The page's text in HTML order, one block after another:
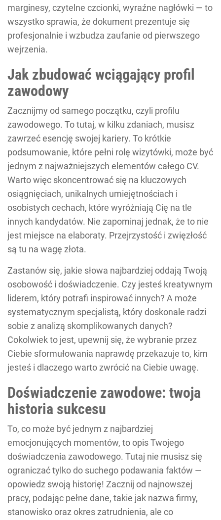
marginesy, czytelne czcionki, wyraźne nagłówki — to
wszystko sprawia, że dokument prezentuje się
profesjonalnie i wzbudza zaufanie od pierwszego
wejrzenia.
Jak zbudować wciągający profil
zawodowy
Zacznijmy od samego początku, czyli profilu
zawodowego. To tutaj, w kilku zdaniach, musisz
zawrzeć esencję swojej kariery. To krótkie
podsumowanie, które pełni rolę wizytówki, może być
jednym z najważniejszych elementów całego CV.
Warto więc skoncentrować się na kluczowych
osiągnięciach, unikalnych umiejętnościach i
osobistych cechach, które wyróżniają Cię na tle
innych kandydatów. Nie zapominaj jednak, że to nie
jest miejsce na elaboraty. Przejrzystość i zwięzłość
są tu na wagę złota.
Zastanów się, jakie słowa najbardziej oddają Twoją
osobowość i doświadczenie. Czy jesteś kreatywnym
liderem, który potrafi inspirować innych? A może
systematycznym specjalistą, który doskonale radzi
sobie z analizą skomplikowanych danych?
Cokolwiek to jest, upewnij się, że wybranie przez
Ciebie sformułowania naprawdę przekazuje to, kim
jesteś i dlaczego warto zwrócić na Ciebie uwagę.
Doświadczenie zawodowe: twoja
historia sukcesu
To, co może być jednym z najbardziej
emocjonujących momentów, to opis Twojego
doświadczenia zawodowego. Tutaj nie musisz się
ograniczać tylko do suchego podawania faktów —
opowiedz swoją historię! Zacznij od najnowszej
pracy, podając pełne dane, takie jak nazwa firmy,
stanowisko oraz okres zatrudnienia, ale co